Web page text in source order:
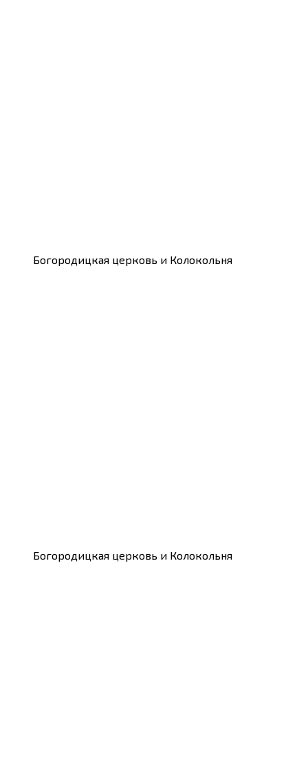
Богородицкая церковь и Колокольня
Богородицкая церковь и Колокольня